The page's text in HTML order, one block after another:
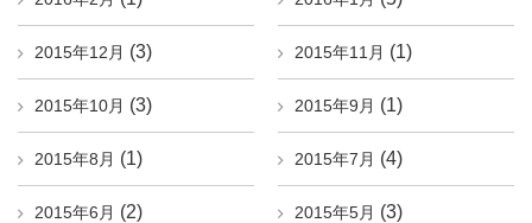
2015年12月 (3) 2015年11月 (1)
2015年10月 (3) 2015年9月 (1)
2015年8月 (1) 2015年7月 (4)
2015年6月 (2) 2015年5月 (3)